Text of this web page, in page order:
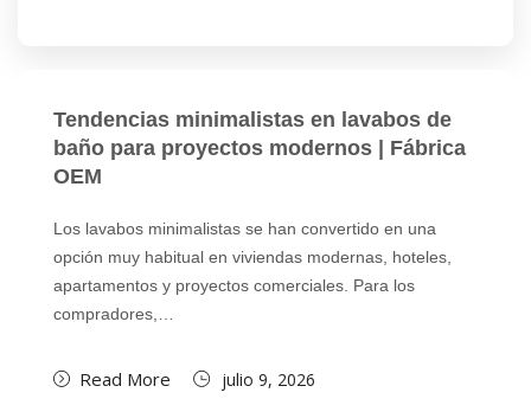
Tendencias minimalistas en lavabos de
baño para proyectos modernos | Fábrica
OEM
Los lavabos minimalistas se han convertido en una
opción muy habitual en viviendas modernas, hoteles,
apartamentos y proyectos comerciales. Para los
compradores,…
Read More julio 9, 2026